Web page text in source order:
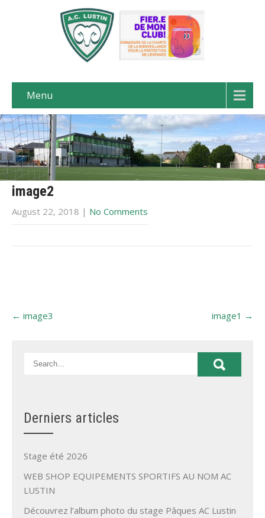
Menu
image2
August 22, 2018 | No Comments
navigation
← image3 image1 →
Derniers articles
Stage été 2026
WEB SHOP EQUIPEMENTS SPORTIFS AU NOM AC
LUSTIN
Découvrez l’album photo du stage Pâques AC Lustin